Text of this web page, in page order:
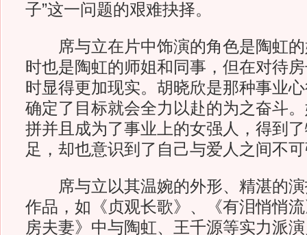
子”这一问题的艰难抉择。
席与立在片中饰演的角色是陶虹的
时也是陶虹的师姐和同事，但在对待
时显得更加现实。胡晓欣是那种事业
确定了目标就会全力以赴的为之奋斗
拼并且成为了事业上的女强人，得到
足，却也意识到了自己与爱人之间不
席与立以其温婉的外形、精湛的演
作品，如《贞观长歌》、《有泪悄悄
房夫妻》中与陶虹、王千源等实力派